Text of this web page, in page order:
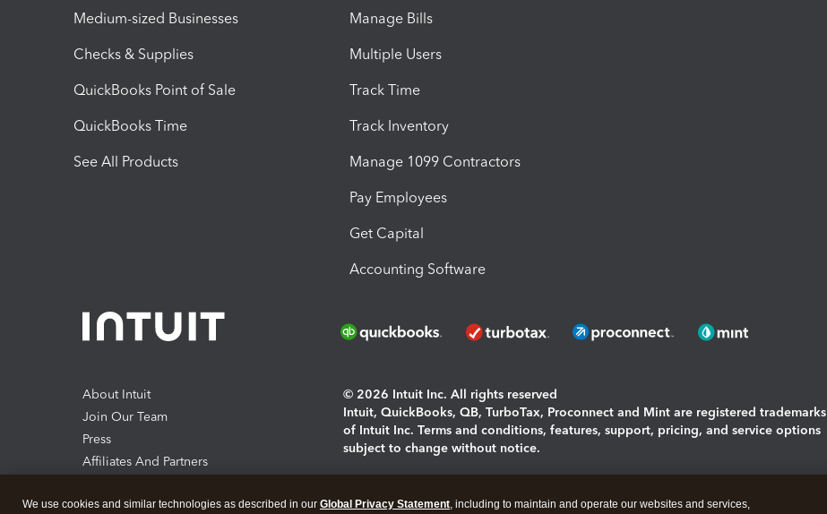
Medium-sized Businesses
Checks & Supplies
QuickBooks Point of Sale
QuickBooks Time
See All Products
Manage Bills
Multiple Users
Track Time
Track Inventory
Manage 1099 Contractors
Pay Employees
Get Capital
Accounting Software
About Intuit
Join Our Team
Press
Affiliates And Partners
© 2026 Intuit Inc. All rights reserved
Intuit, QuickBooks, QB, TurboTax, Proconnect and Mint are registered trademarks
of Intuit Inc. Terms and conditions, features, support, pricing, and service options
subject to change without notice.
We use cookies and similar technologies as described in our Global Privacy Statement, including to maintain and operate our websites and services,